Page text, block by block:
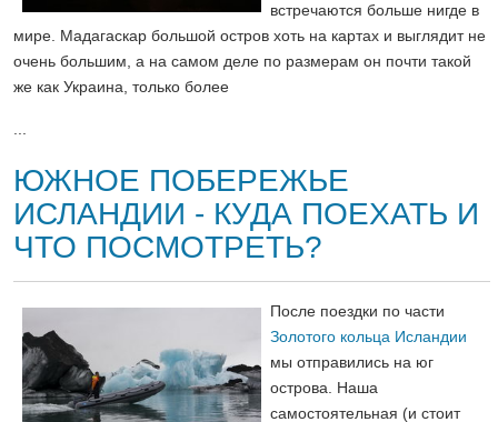
встречаются больше нигде в
мире. Мадагаскар большой остров хоть на картах и выглядит не
очень большим, а на самом деле по размерам он почти такой
же как Украина, только более
ЮЖНОЕ ПОБЕРЕЖЬЕ
ИСЛАНДИИ - КУДА ПОЕХАТЬ И
ЧТО ПОСМОТРЕТЬ?
После поездки по части
Золотого кольца Исландии
мы отправились на юг
острова. Наша
самостоятельная (и стоит